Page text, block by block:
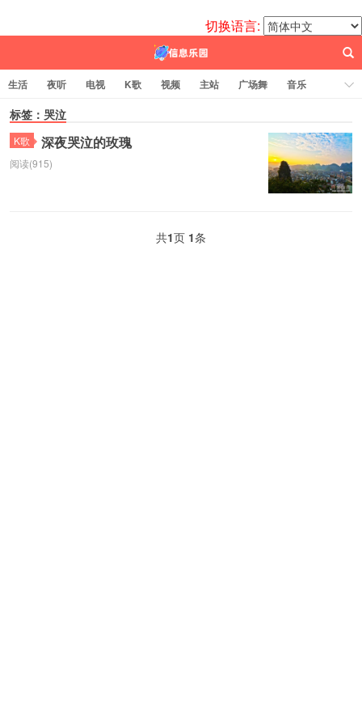
切换语言:
生活 夜听 电视 K歌 视频 主站 广场舞
音乐
歌曲
电台
标签：哭泣
K歌 深夜哭泣的玫瑰
阅读(915)
共1页 1条